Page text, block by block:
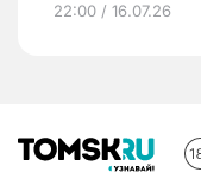
22:00 / 16.07.26